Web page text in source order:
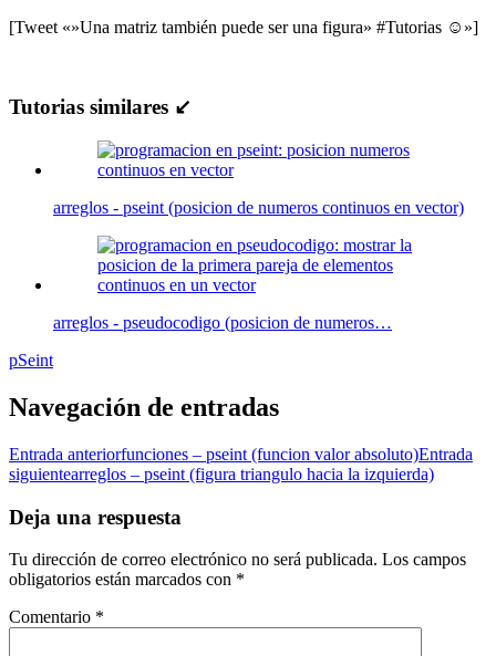
[Tweet «»Una matriz también puede ser una figura» #Tutorias ☺»]
Tutorias similares ↙
arreglos - pseint (posicion de numeros continuos en vector)
arreglos - pseudocodigo (posicion de numeros…
pSeint
Navegación de entradas
Entrada anteriorfunciones – pseint (funcion valor absoluto)Entrada
siguientearreglos – pseint (figura triangulo hacia la izquierda)
Deja una respuesta
Tu dirección de correo electrónico no será publicada. Los campos
obligatorios están marcados con *
Comentario *